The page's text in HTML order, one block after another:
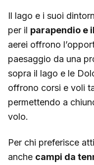
Il lago e i suoi
per il parapendio e
aerei offrono
paesaggio da una
sopra il lago e le
offrono corsi e voli
permettendo a
volo.
Per chi preferisce
anche campi da